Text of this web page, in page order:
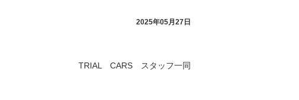
2025年05月27日
TRIAL CARS スタッフ一同